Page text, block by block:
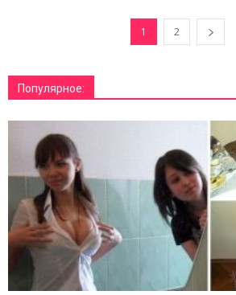
1 2
Популярное: